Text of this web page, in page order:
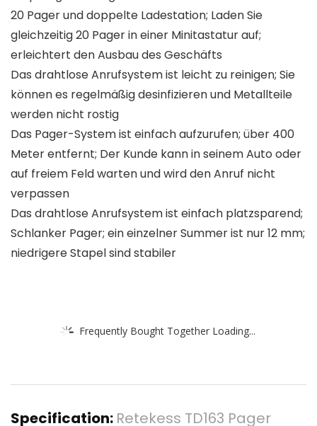
20 Pager und doppelte Ladestation; Laden Sie
gleichzeitig 20 Pager in einer Minitastatur auf;
erleichtert den Ausbau des Geschäfts
Das drahtlose Anrufsystem ist leicht zu reinigen; Sie
können es regelmäßig desinfizieren und Metallteile
werden nicht rostig
Das Pager-System ist einfach aufzurufen; über 400
Meter entfernt; Der Kunde kann in seinem Auto oder
auf freiem Feld warten und wird den Anruf nicht
verpassen
Das drahtlose Anrufsystem ist einfach platzsparend;
Schlanker Pager; ein einzelner Summer ist nur 12 mm;
niedrigere Stapel sind stabiler
Frequently Bought Together Loading...
Specification: Retekess TD163 Pager